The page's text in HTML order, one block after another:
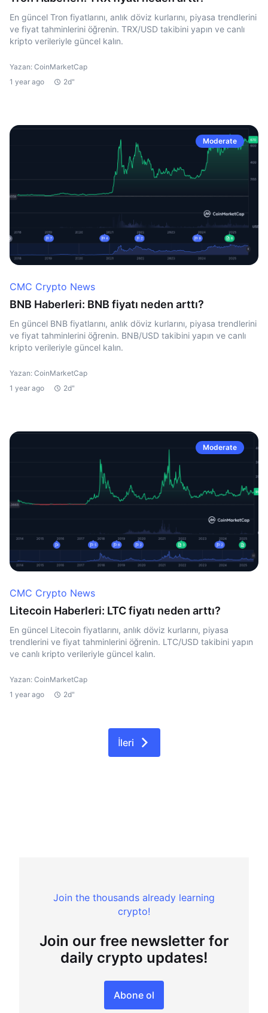
En güncel Tron fiyatlarını, anlık döviz kurlarını, piyasa trendlerini
ve fiyat tahminlerini öğrenin. TRX/USD takibini yapın ve canlı
kripto verileriyle güncel kalın.
Yazan: CoinMarketCap
1 year ago
2d"
Moderate
CMC Crypto News
BNB Haberleri: BNB fiyatı neden arttı?
En güncel BNB fiyatlarını, anlık döviz kurlarını, piyasa trendlerini
ve fiyat tahminlerini öğrenin. BNB/USD takibini yapın ve canlı
kripto verileriyle güncel kalın.
Yazan: CoinMarketCap
1 year ago
2d"
Moderate
CMC Crypto News
Litecoin Haberleri: LTC fiyatı neden arttı?
En güncel Litecoin fiyatlarını, anlık döviz kurlarını, piyasa
trendlerini ve fiyat tahminlerini öğrenin. LTC/USD takibini yapın
ve canlı kripto verileriyle güncel kalın.
Yazan: CoinMarketCap
1 year ago
2d"
İleri
Join the thousands already learning
crypto!
Join our free newsletter for
daily crypto updates!
Abone ol